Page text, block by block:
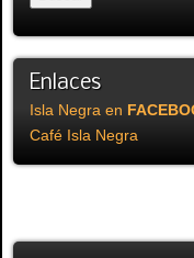
Enlaces
Isla Negra en
Café Isla Negra